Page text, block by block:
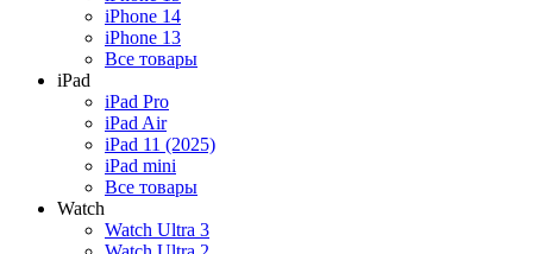
iPhone 14
iPhone 13
Все товары
iPad
iPad Pro
iPad Air
iPad 11 (2025)
iPad mini
Все товары
Watch
Watch Ultra 3